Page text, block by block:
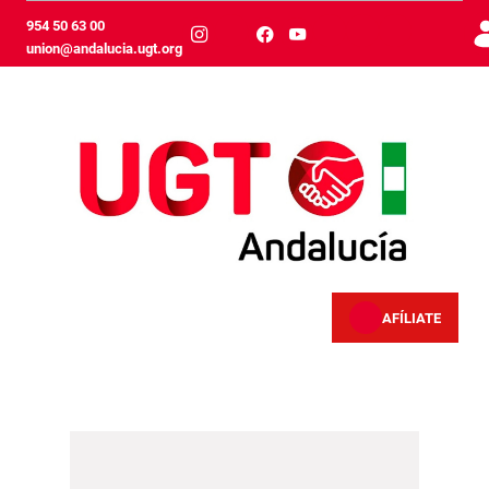
Skip to Main Content
954 50 63 00
union@andalucia.ugt.org
AFÍLIATE